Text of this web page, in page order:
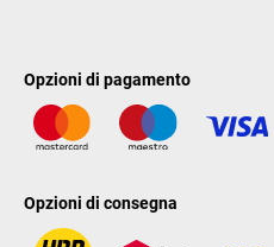
Opzioni di pagamento
Opzioni di consegna